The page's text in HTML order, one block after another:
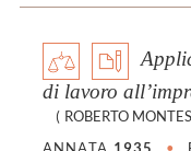
di lavoro
( ROBERTO
ANNATA 1935 •